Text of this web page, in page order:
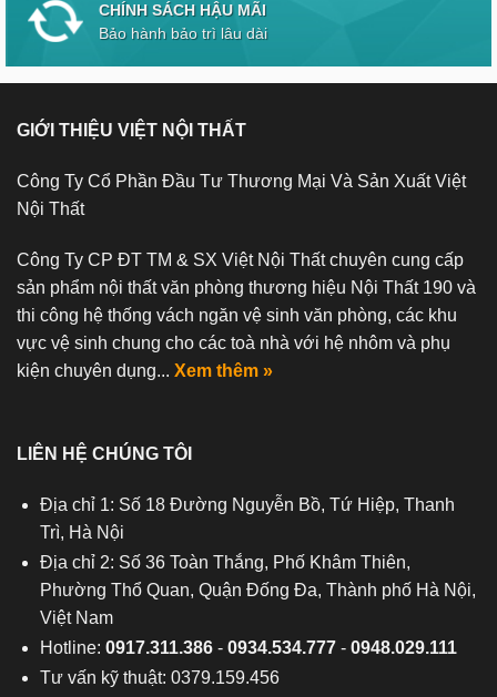
CHÍNH SÁCH HẬU MÃI
Bảo hành bảo trì lâu dài
GIỚI THIỆU VIỆT NỘI THẤT
Công Ty Cổ Phần Đầu Tư Thương Mại Và Sản Xuất Việt
Nội Thất
Công Ty CP ĐT TM & SX Việt Nội Thất chuyên cung cấp
sản phẩm nội thất văn phòng thương hiệu Nội Thất 190 và
thi công hệ thống vách ngăn vệ sinh văn phòng, các khu
vực vệ sinh chung cho các toà nhà với hệ nhôm và phụ
kiện chuyên dụng... Xem thêm »
LIÊN HỆ CHÚNG TÔI
Địa chỉ 1: Số 18 Đường Nguyễn Bồ, Tứ Hiệp, Thanh
Trì, Hà Nội
Địa chỉ 2: Số 36 Toàn Thắng, Phố Khâm Thiên,
Phường Thổ Quan, Quận Đống Đa, Thành phố Hà Nội,
Việt Nam
Hotline: 0917.311.386- 0934.534.777- 0948.029.111
Tư vấn kỹ thuật: 0379.159.456